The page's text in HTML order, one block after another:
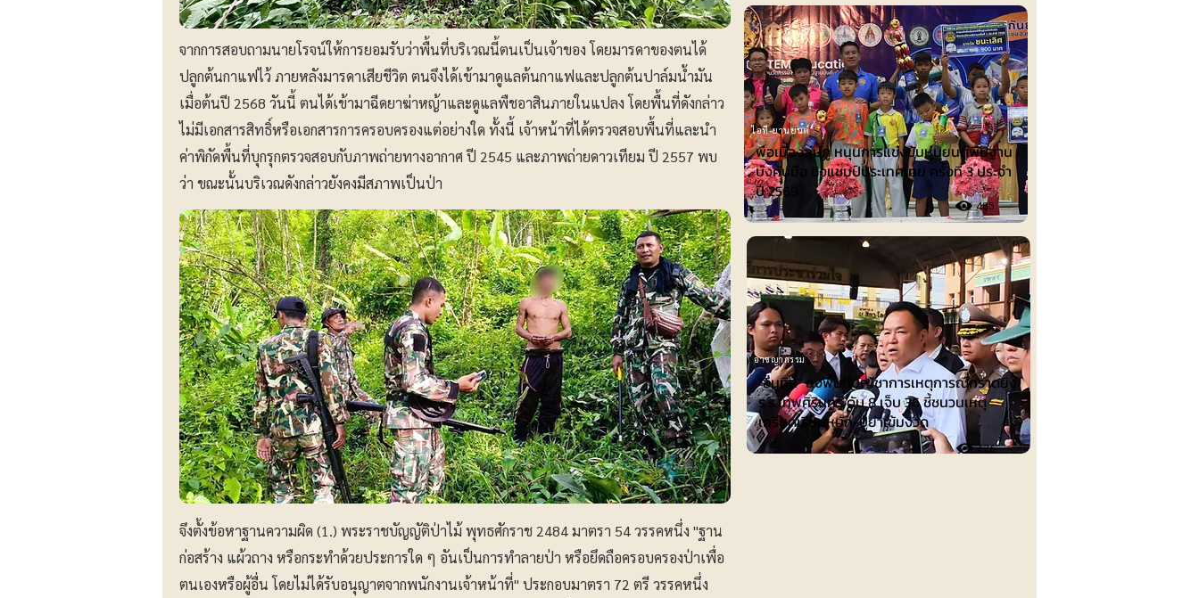
จากการสอบถามนายโรจน์ให้การยอมรับว่าพื้นที่บริเวณนี้ตนเป็นเจ้าของ โดยมารดาของตนได้
ปลูกต้นกาแฟไว้ ภายหลังมารดาเสียชีวิต ตนจึงได้เข้ามาดูแลต้นกาแฟและปลูกต้นปาล์มน้ำมัน
เมื่อต้นปี 2568 วันนี้ ตนได้เข้ามาฉีดยาฆ่าหญ้าและดูแลพืชอาสินภายในแปลง โดยพื้นที่ดังกล่าว
ไม่มีเอกสารสิทธิ์หรือเอกสารการครอบครองแต่อย่างใด ทั้งนี้ เจ้าหน้าที่ได้ตรวจสอบพื้นที่และนำ
ค่าพิกัดพื้นที่บุกรุกตรวจสอบกับภาพถ่ายทางอากาศ ปี 2545 และภาพถ่ายดาวเทียม ปี 2557 พบ
ว่า ขณะนั้นบริเวณดังกล่าวยังคงมีสภาพเป็นป่า
จึงตั้งข้อหาฐานความผิด (1.) พระราชบัญญัติป่าไม้ พุทธศักราช 2484 มาตรา 54 วรรคหนึ่ง "ฐาน
ก่อสร้าง แผ้วถาง หรือกระทำด้วยประการใด ๆ อันเป็นการทำลายป่า หรือยึดถือครอบครองป่าเพื่อ
ตนเองหรือผู้อื่น โดยไม่ได้รับอนุญาตจากพนักงานเจ้าหน้าที่" ประกอบมาตรา 72 ตรี วรรคหนึ่ง
"อนุทิน" ลงพื้นที่บัญชาการเหตุการณ์กราดยิง
ร.ร.เทพศิรินทร์ ดับ 8 เจ็บ 36 ชี้ชนวนเหตุ
เครียดเรียนหนัก-ปู่ย่าเข้มงวด
อาชญากรรม
ไอที-ยานยนต์
พ่อเมืองลุ่มภู หนุนการแข่งขันหุ่นยนต์พื้นฐาน
บังคับมือ ชิงแชมป์ประเทศไทย ครั้งที่ 3 ประจำ
ปี 2569
485
726